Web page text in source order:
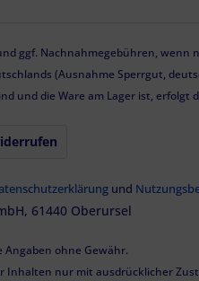
ggf. Nachnahmegebühren, wenn
(Ausnahme Sperrgut,
und die Ware am Lager ist, erfolgt
und
61440 Oberursel
ohne Gewähr.
Inhalten nur mit ausdrücklicher